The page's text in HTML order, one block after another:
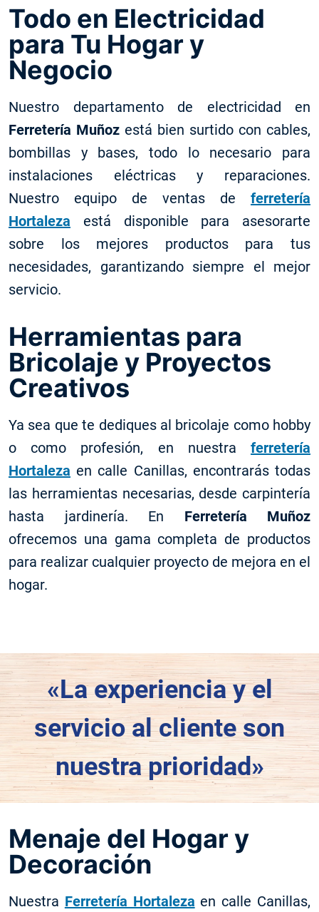
Todo en Electricidad
para Tu Hogar y
Negocio
Nuestro departamento de electricidad en
Ferretería Muñoz está bien surtido con cables,
bombillas y bases, todo lo necesario para
instalaciones eléctricas y reparaciones.
Nuestro equipo de ventas de ferretería
Hortaleza está disponible para asesorarte
sobre los mejores productos para tus
necesidades, garantizando siempre el mejor
servicio.
Herramientas para
Bricolaje y Proyectos
Creativos
Ya sea que te dediques al bricolaje como hobby
o como profesión, en nuestra ferretería
Hortaleza en calle Canillas, encontrarás todas
las herramientas necesarias, desde carpintería
hasta jardinería. En Ferretería Muñoz
ofrecemos una gama completa de productos
para realizar cualquier proyecto de mejora en el
hogar.
«La experiencia y el
servicio al cliente son
nuestra prioridad»
Menaje del Hogar y
Decoración
Nuestra Ferretería Hortaleza en calle Canillas,